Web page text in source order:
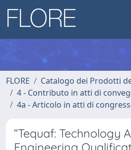
FLORE
Catalogo dei Prodotti
4 - Contributo in atti di
4a - Articolo in atti di
“Tequaf: Technology